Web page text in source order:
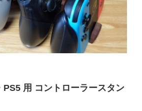
PS5 用 コントローラースタン